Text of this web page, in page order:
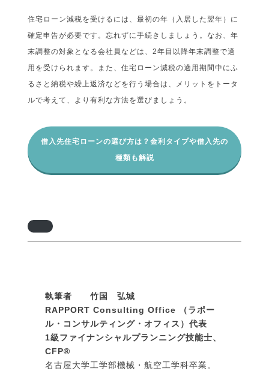
住宅ローン減税を受けるには、最初の年（入居した翌年）に
確定申告が必要です。忘れずに手続きしましょう。なお、年
末調整の対象となる会社員などは、2年目以降年末調整で適
用を受けられます。また、住宅ローン減税の適用期間中にふ
るさと納税や繰上返済などを行う場合は、メリットをトータ
ルで考えて、より有利な方法を選びましょう。
借入先住宅ローンの選び方は？金利タイプや借入先の
種類も解説
執筆者 竹国 弘城
RAPPORT Consulting Office （ラポー
ル・コンサルティング・オフィス）代表
1級ファイナンシャルプランニング技能士、
CFP®
名古屋大学工学部機械・航空工学科卒業。